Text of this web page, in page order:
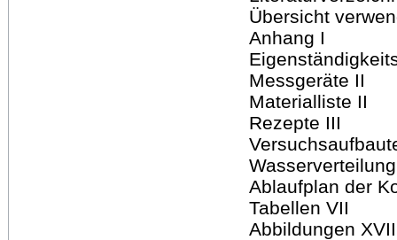
Übersicht
Anhang I
Messgeräte II
Materialliste II
Rezepte III
Ablaufplan der
Tabellen VII
Abbildungen